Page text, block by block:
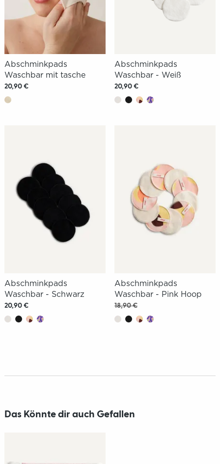
Abschminkpads
Waschbar mit tasche
20,90 €
Abschminkpads
Waschbar - Weiß
20,90 €
Abschminkpads
Waschbar - Schwarz
20,90 €
Abschminkpads
Waschbar - Pink Hoop
18,90 €
Das Könnte dir auch Gefallen